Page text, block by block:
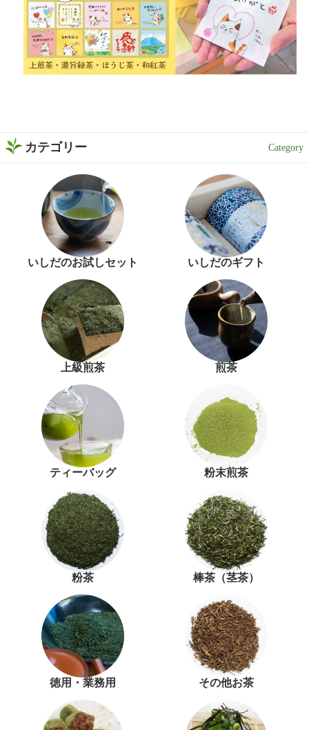
カテゴリー
いしだのお試しセット いしだのギフト
上級煎茶 煎茶
ティーバッグ 粉末煎茶
粉茶 棒茶（茎茶）
徳用・業務用 その他お茶